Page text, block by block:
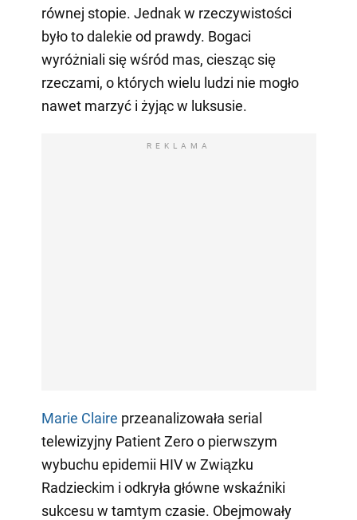
równej stopie. Jednak w rzeczywistości
było to dalekie od prawdy. Bogaci
wyróżniali się wśród mas, ciesząc się
rzeczami, o których wielu ludzi nie mogło
nawet marzyć i żyjąc w luksusie.
REKLAMA
Marie Claire przeanalizowała serial
telewizyjny Patient Zero o pierwszym
wybuchu epidemii HIV w Związku
Radzieckim i odkryła główne wskaźniki
sukcesu w tamtym czasie. Obejmowały